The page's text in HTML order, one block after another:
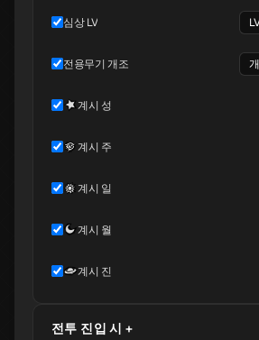
심상 LV
전용무기 개조
계시 성
계시 주
계시 일
계시 월
계시 진
전투 진입 시 +